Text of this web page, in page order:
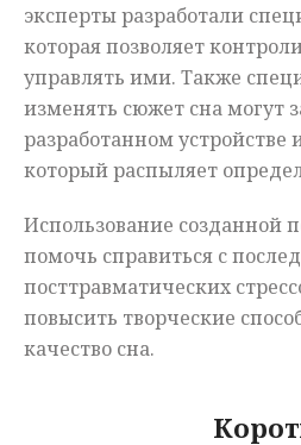
эксперты разработали
которая позволяет
управлять ими. Также
изменять сюжет сна могут
разработанном устройстве
который распыляет
Использование созданной
помочь справиться с
посттравматических
повысить творческие
качество сна.